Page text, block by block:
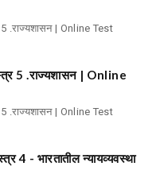
5 .राज्यशासन | Online Test
5 .राज्यशासन | Online
5 .राज्यशासन | Online Test
4 - भारतातील न्यायव्यवस्था